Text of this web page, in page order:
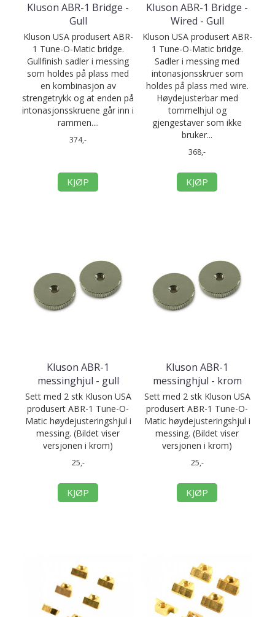
Kluson ABR-1 Bridge -
Gull
Kluson USA produsert ABR-
1 Tune-O-Matic bridge.
Gullfinish sadler i messing
som holdes på plass med
en kombinasjon av
strengetrykk og at enden på
intonasjonsskruene går inn i
rammen....
374,-
KJØP
Kluson ABR-1 Bridge -
Wired - Gull
Kluson USA produsert ABR-
1 Tune-O-Matic bridge.
Sadler i messing med
intonasjonsskruer som
holdes på plass med wire.
Høydejusterbar med
tommelhjul og
gjengestaver som ikke
bruker...
368,-
KJØP
Kluson ABR-1
messinghjul - gull
Sett med 2 stk Kluson USA
produsert ABR-1 Tune-O-
Matic høydejusteringshjul i
messing. (Bildet viser
versjonen i krom)
25,-
KJØP
Kluson ABR-1
messinghjul - krom
Sett med 2 stk Kluson USA
produsert ABR-1 Tune-O-
Matic høydejusteringshjul i
messing. (Bildet viser
versjonen i krom)
25,-
KJØP